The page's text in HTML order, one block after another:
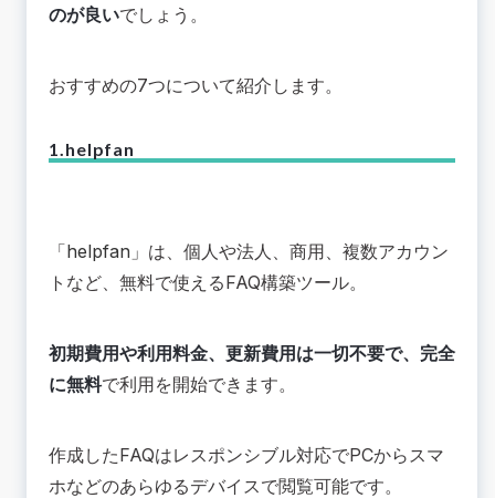
のが良いでしょう。
おすすめの7つについて紹介します。
1.helpfan
「helpfan 」は、個人や法人、商用、複数アカウン
トなど、無料で使えるFAQ構築ツール。
初期費用や利用料金、更新費用は一切不要で、完全
に無料で利用を開始できます。
作成したFAQはレスポンシブル対応でPCからスマ
ホなどのあらゆるデバイスで閲覧可能です。